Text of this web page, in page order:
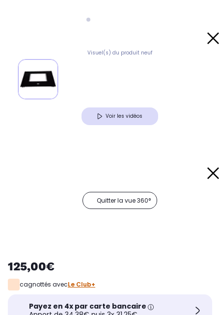
Visuel(s) du produit neuf
Voir les vidéos
Quitter la vue 360°
125,00€
cagnottés avecLe Club+
Payez en 4x par carte bancaire